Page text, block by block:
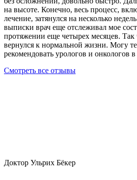
на высоте. Конечно, весь процесс,
лечение, затянулся на несколько
выписки врач еще отслеживал мое
протяжении еще четырех месяцев. Так
вернулся к нормальной жизни. Могу
рекомендовать урологов и онкологов
Смотреть все отзывы
Доктор Ульрих Бёкер